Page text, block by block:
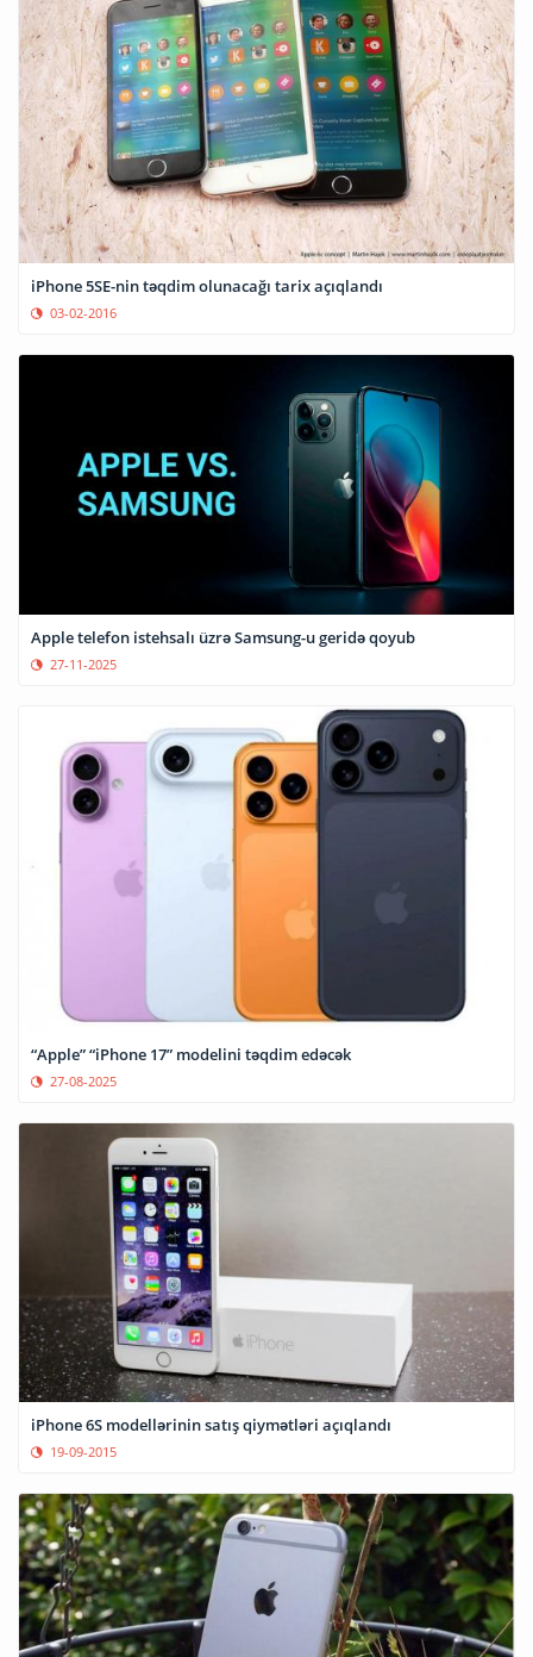
iPhone 5SE-nin təqdim olunacağı tarix açıqlandı
03-02-2016
Apple telefon istehsalı üzrə Samsung-u geridə qoyub
27-11-2025
“Apple” “iPhone 17” modelini təqdim edəcək
27-08-2025
iPhone 6S modellərinin satış qiymətləri açıqlandı
19-09-2015